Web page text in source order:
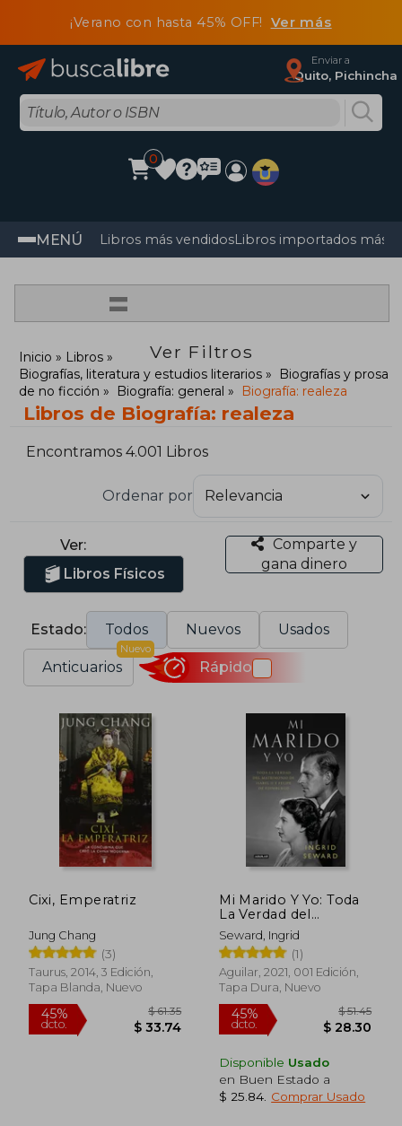
¡Verano con hasta 45% OFF! Ver más
Enviar a
Quito, Pichincha
0
MENÚ Libros más vendidosLibros importados más
=
Ver Filtros
Inicio
Libros
Biografías, literatura y estudios literarios
Biografías y prosa
de no ficción
Biografía: general Biografía: realeza
Libros de Biografía: realeza
Encontramos 4.001 Libros
Ordenar por
Ver:
Libros Físicos
Comparte y
gana dinero
Estado: Todos Nuevos Usados
Anticuarios
Nuevo
Rápido
Cixi, Emperatriz
Jung Chang
(3)
Taurus, 2014, 3 Edición,
Tapa Blanda, Nuevo
Mi Marido Y Yo: Toda
La Verdad del
Matrimonio de Isabel
II Y Felipe de
Edimburgo / My
Husband and I: The
Inside Story of the
Seward, Ingrid
(1)
Aguilar, 2021, 001 Edición,
Tapa Dura, Nuevo
Disponible Usado
en Buen Estado a
$ 25.84 Comprar Usado